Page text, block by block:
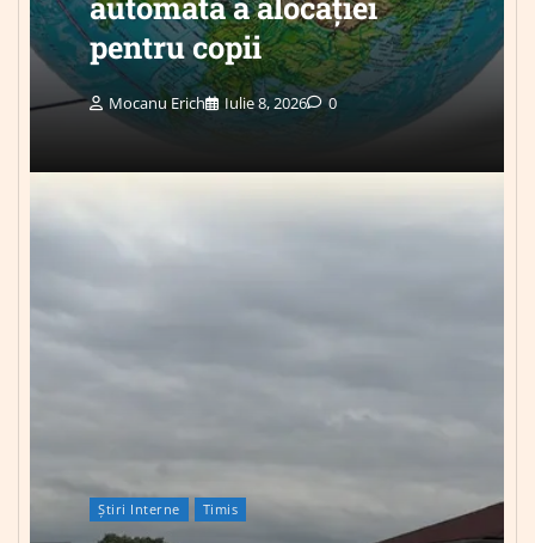
pentru copii
Mocanu Erich Iulie 8, 2026 0
Știri Interne Timis